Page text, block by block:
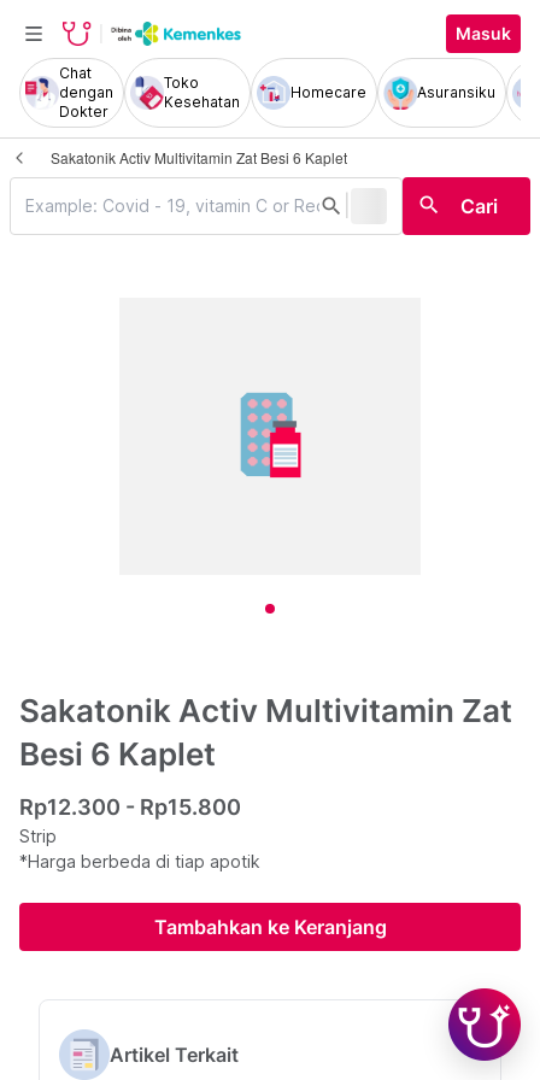
Masuk
Chat
dengan
Dokter
Toko
Kesehatan
Homecare Asuransiku
Sakatonik Activ Multivitamin Zat Besi 6 Kaplet
search search Cari
Sakatonik Activ Multivitamin Zat
Besi 6 Kaplet
Rp12.300 - Rp15.800
Strip
*Harga berbeda di tiap apotik
Tambahkan ke Keranjang
Artikel Terkait